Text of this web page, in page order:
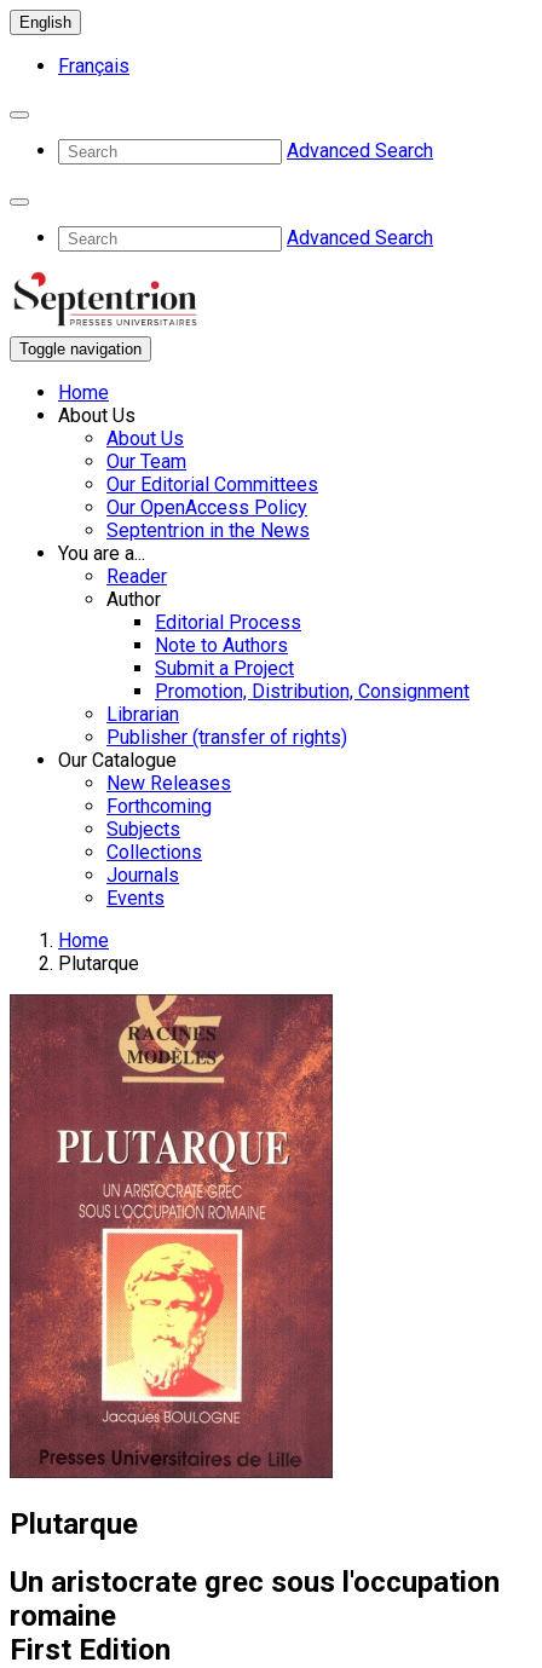
English
Français
Advanced Search
Advanced Search
Toggle navigation
Home
About Us
About Us
Our Team
Our Editorial Committees
Our OpenAccess Policy
Septentrion in the News
You are a...
Reader
Author
Editorial Process
Note to Authors
Submit a Project
Promotion, Distribution, Consignment
Librarian
Publisher (transfer of rights)
Our Catalogue
New Releases
Forthcoming
Subjects
Collections
Journals
Events
Home
Plutarque
Plutarque
Un aristocrate grec sous l'occupation
romaine
First Edition